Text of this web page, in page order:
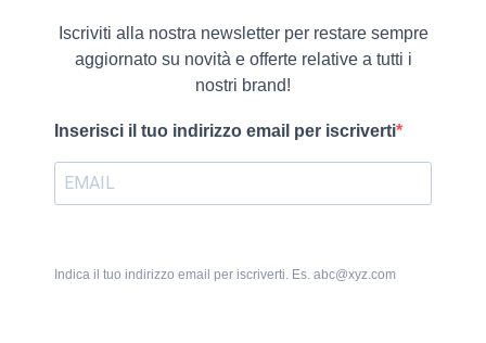
Iscriviti alla nostra newsletter per restare sempre
aggiornato su novità e offerte relative a tutti i
nostri brand!
Inserisci il tuo indirizzo email per iscriverti
Indica il tuo indirizzo email per iscriverti. Es. abc@xyz.com